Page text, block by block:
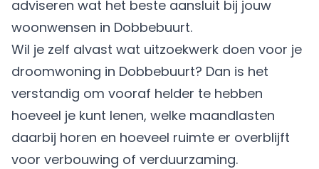
adviseren wat het beste aansluit bij jouw
woonwensen in Dobbebuurt.
Wil je zelf alvast wat uitzoekwerk doen voor je
droomwoning in Dobbebuurt? Dan is het
verstandig om vooraf helder te hebben
hoeveel je kunt lenen, welke maandlasten
daarbij horen en hoeveel ruimte er overblijft
voor verbouwing of verduurzaming.